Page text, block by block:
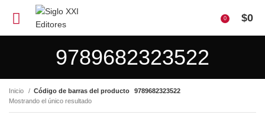
0 $0
9789682323522
Inicio Código de barras del producto
9789682323522
Mostrando el único resultado